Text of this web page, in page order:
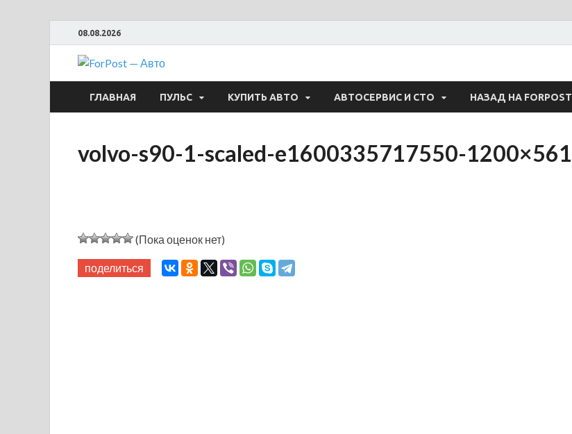
08.08.2026
ForPost — Авто
ГЛАВНАЯ ПУЛЬС КУПИТЬ АВТО АВТОСЕРВИС И СТО НАЗАД НА FORPOST
volvo-s90-1-scaled-e1600335717550-1200×561
(Пока оценок нет)
поделиться